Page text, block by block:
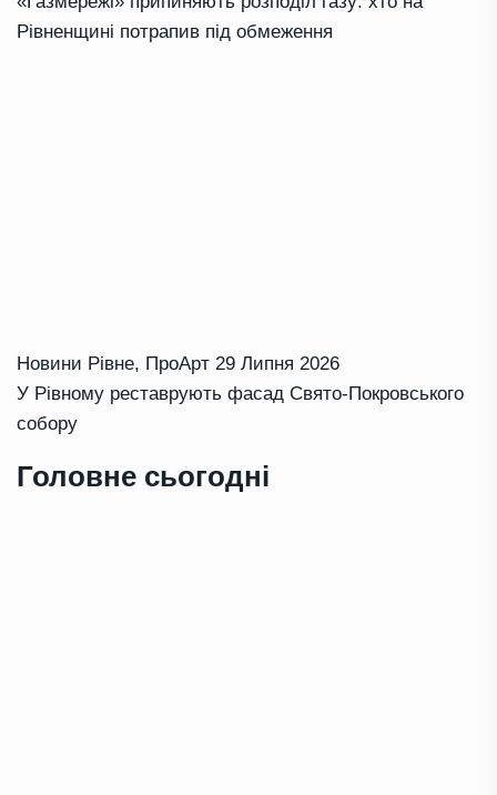
Рівненщині потрапив під обмеження
Новини Рівне, ПроАрт 29 Липня 2026
У Рівному реставрують фасад Свято-Покровського
собору
Головне сьогодні